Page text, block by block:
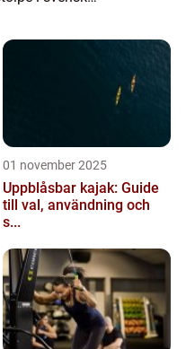
01 november 2025
Uppblåsbar kajak: Guide
till val, användning och
s...